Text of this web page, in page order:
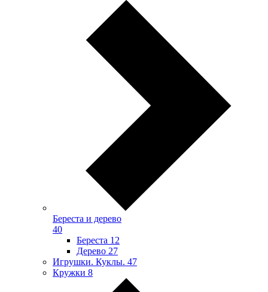
Береста и дерево
40
Береста 12
Дерево 27
Игрушки. Куклы. 47
Кружки 8